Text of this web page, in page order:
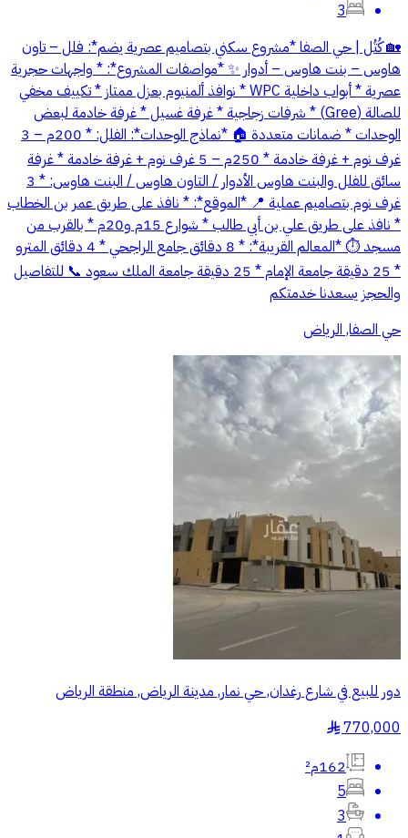
3
🏡 كُتُل | حي الصفا *مشروع سكني بتصاميم عصرية يضم*: فلل – تاون
هاوس – بنت هاوس – أدوار ✨ *مواصفات المشروع*: * واجهات حجرية
عصرية * أبواب داخلية WPC * نوافذ ألمنيوم بعزل ممتاز * تكييف مخفي
للصالة (Gree) * شرفات زجاجية * غرفة غسيل * غرفة خادمة لبعض
الوحدات * ضمانات متعددة 🏠 *نماذج الوحدات*: الفلل: * 200م – 3
غرف نوم + غرفة خادمة * 250م – 5 غرف نوم + غرفة خادمة * غرفة
سائق للفلل والبنت هاوس الأدوار / التاون هاوس / البنت هاوس: * 3
غرف نوم بتصاميم عملية 📍 *الموقع*: * نافذ على طريق عمر بن الخطاب
* نافذ على طريق علي بن أبي طالب * شوارع 15م و20م * بالقرب من
مسجد ⏱ *المعالم القريبة*: * 8 دقائق جامع الراجحي * 4 دقائق المترو
* 25 دقيقة جامعة الإمام * 25 دقيقة جامعة الملك سعود 📞 للتفاصيل
والحجز يسعدنا خدمتكم
حي الصفا, الرياض
دور للبيع في شارع رغدان, حي نمار, مدينة الرياض, منطقة الرياض
770,000
§
162م²
5
3